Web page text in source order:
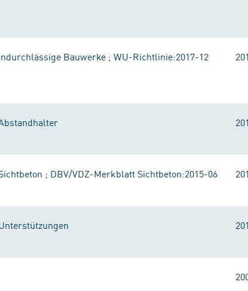
Bauwerke ; WU-Richtlinie:2017-12
; DBV/VDZ-Merkblatt Sichtbeton:2015-06